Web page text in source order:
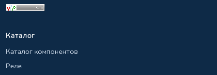
Каталог
Каталог компонентов
Реле